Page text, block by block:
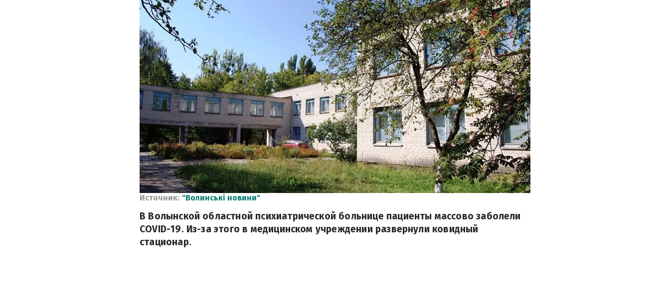
Источник: "Волинські новини"
В Волынской областной психиатрической больнице пациенты массово заболели
COVID-19. Из-за этого в медицинском учреждении развернули ковидный
стационар.